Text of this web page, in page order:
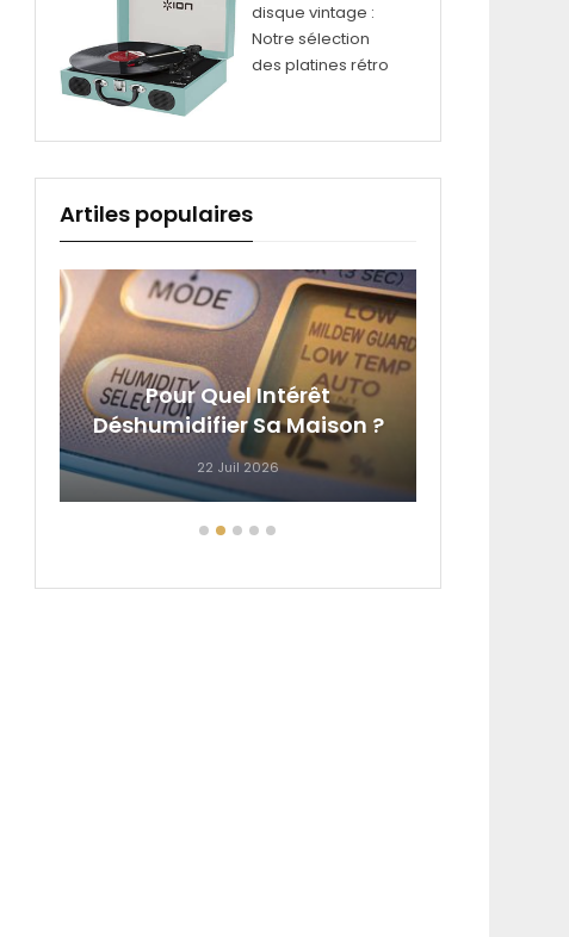
disque vintage :
Notre sélection
des platines rétro
Artiles populaires
Pour Quel Intérêt
Déshumidifier Sa Maison ?
22 Juil 2026